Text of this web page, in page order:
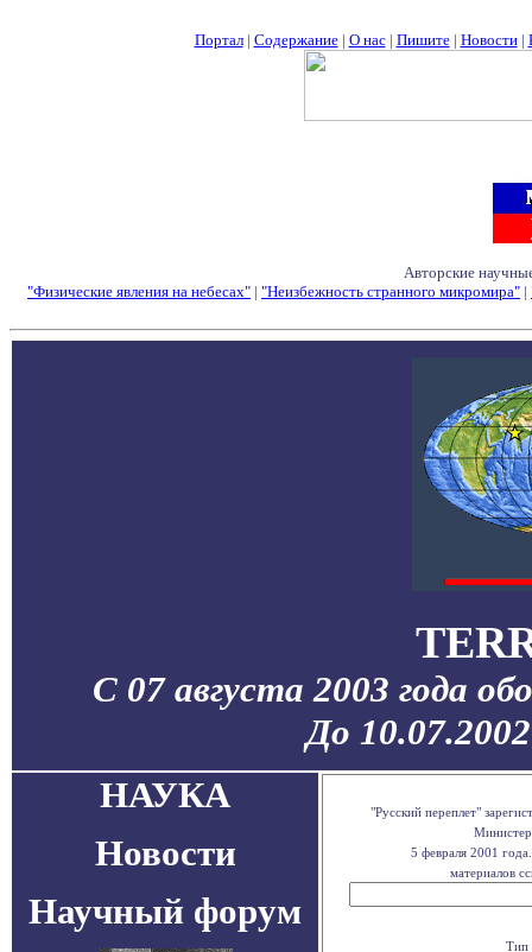
Портал| Содержание| О нас| Пишите| Новости|
Авторские
"Физические явления на небесах" | "Неизбежность странного микромира" |
С 07 августа 2003 года
До
НАУКА
Новости
Научный форум
"Русский переплет"
5 февраля 2001
материалов
Тип